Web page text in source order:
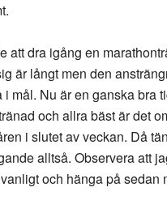
att dra igång en
är långt men den
mål. Nu är en ganska bra
och allra bäst är det
i slutet av veckan. Då
alltså. Observera att
och hänga på sedan